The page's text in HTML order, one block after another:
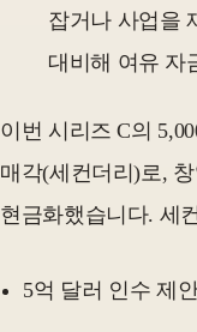
잡거나 사업을
대비해 여유 자
이번 시리즈 C의
매각(세컨더리)로,
현금화했습니다. 세
5억 달러 인수 제